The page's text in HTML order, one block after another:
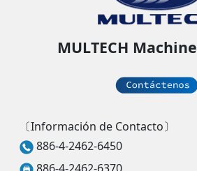
MULTECH
〔Información de Contacto〕
886-4-2462-6450